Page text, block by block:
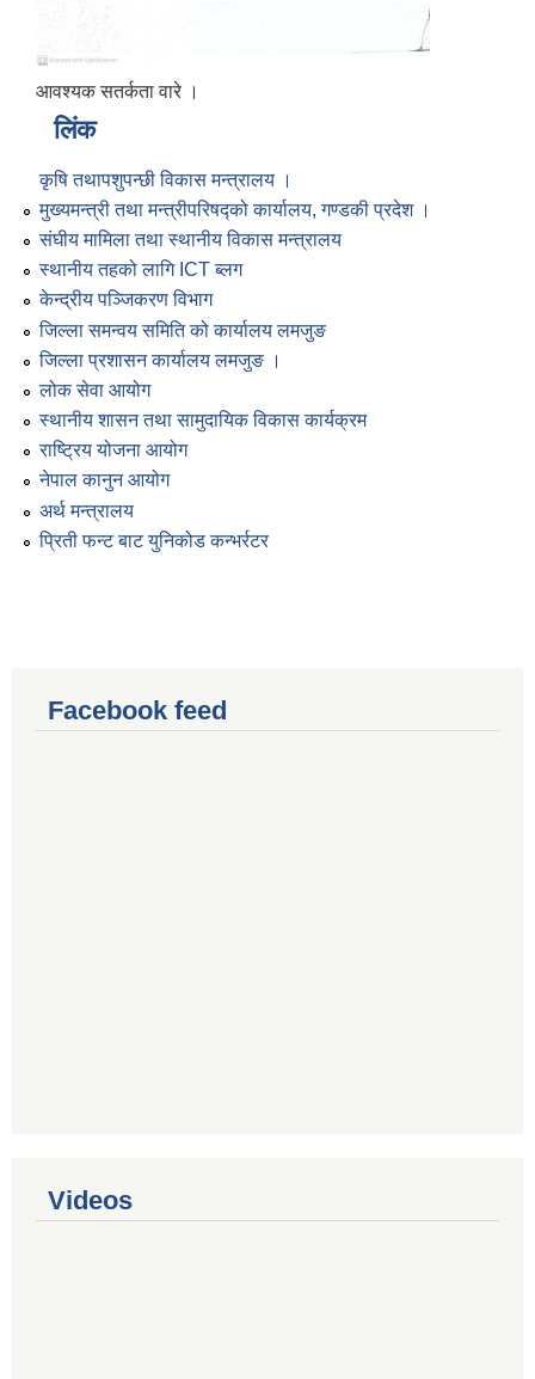
आवश्यक सतर्कता वारे ।
लिंक
कृषि तथापशुपन्छी विकास मन्त्रालय ।
मुख्यमन्त्री तथा मन्त्रीपरिषद्को कार्यालय, गण्डकी प्रदेश ।
संघीय मामिला तथा स्थानीय विकास मन्त्रालय
स्थानीय तहको लागि ICT ब्लग
केन्द्रीय पञ्जिकरण विभाग
जिल्ला समन्वय समिति को कार्यालय लमजुङ
जिल्ला प्रशासन कार्यालय लमजुङ ।
लोक सेवा आयोग
स्थानीय शासन तथा सामुदायिक विकास कार्यक्रम
राष्ट्रिय योजना आयोग
नेपाल कानुन आयोग
अर्थ मन्त्रालय
प्रिती फन्ट बाट युनिकोड कन्भर्रटर
Facebook feed
Videos